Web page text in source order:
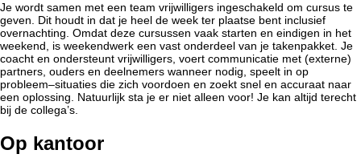
Je wordt samen met een team vrijwilligers ingeschakeld om cursus te
geven. Dit houdt in dat je heel de week ter plaatse bent inclusief
overnachting. Omdat deze cursussen vaak starten en eindigen in het
weekend, is weekendwerk een vast onderdeel van je takenpakket. Je
coacht en ondersteunt vrijwilligers, voert communicatie met (externe)
partners, ouders en deelnemers wanneer nodig, speelt in op
probleem–situaties die zich voordoen en zoekt snel en accuraat naar
een oplossing. Natuurlijk sta je er niet alleen voor! Je kan altijd terecht
bij de collega’s.
Op kantoor